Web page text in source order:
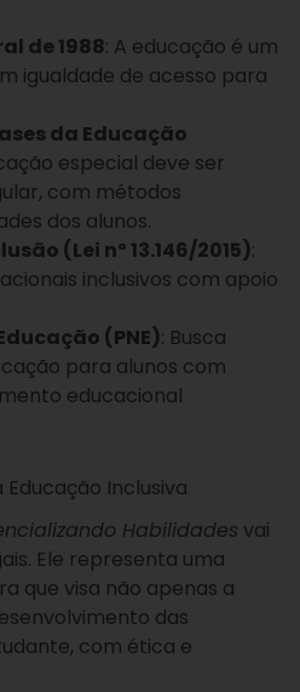
de 1988: A educação é um
igualdade de acesso para
da Educação
especial deve ser
com métodos
dos alunos.
(Lei nº 13.146/2015):
inclusivos com apoio
(PNE): Busca
para alunos com
educacional
Inclusiva
Habilidades vai
Ele representa uma
que visa não apenas a
das
com ética e